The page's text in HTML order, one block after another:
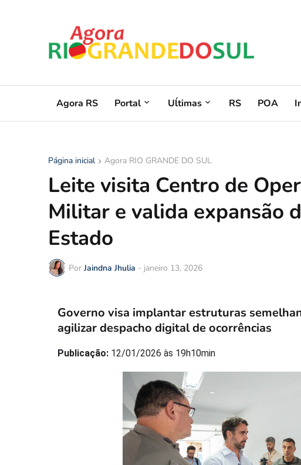
Agora RS Portal Uĺtimas RS POA
Página inicial Agora RIO GRANDE DO SUL
Leite visita Centro de
Militar e valida expansão
Estado
Por Jaindna Jhulia - janeiro 13, 2026
Governo visa implantar estruturas
agilizar despacho digital de ocorrências
Publicação: 12/01/2026 às 19h10min